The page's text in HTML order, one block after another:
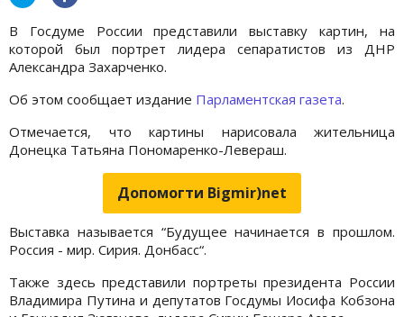
В Госдуме России представили выставку картин, на
которой был портрет лидера сепаратистов из ДНР
Александра Захарченко.
Об этом сообщает издание Парламентская газета.
Отмечается, что картины нарисовала жительница
Донецка Татьяна Пономаренко-Левераш.
Допомогти Bigmir)net
Выставка называется “Будущее начинается в прошлом.
Россия - мир. Сирия. Донбасс“.
Также здесь представили портреты президента России
Владимира Путина и депутатов Госдумы Иосифа Кобзона